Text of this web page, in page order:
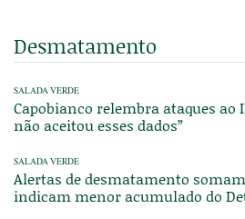
Desmatamento
SALADA VERDE
Capobianco relembra ataques ao
não aceitou esses dados”
SALADA VERDE
Alertas de desmatamento somam
indicam menor acumulado do